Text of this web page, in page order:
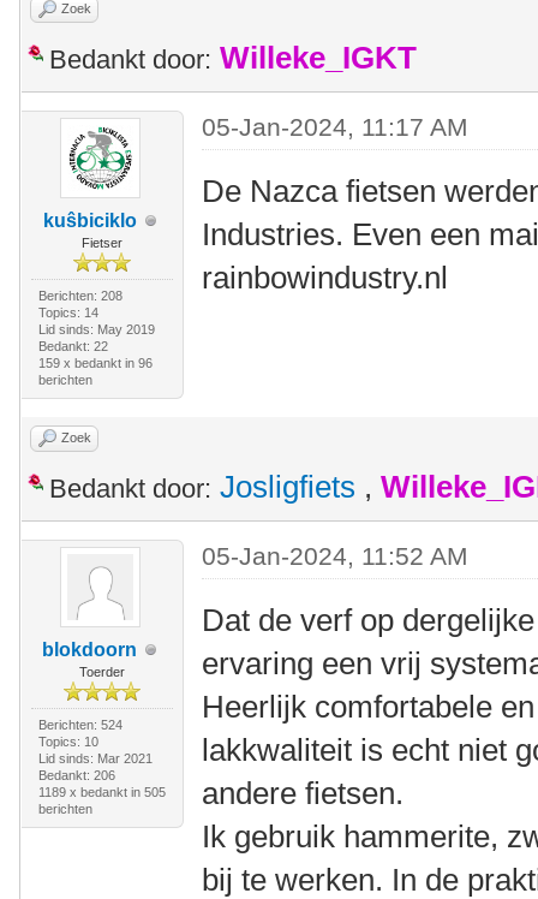
Zoek
Bedankt door: Willeke_IGKT
kuŝbiciklo
Fietser
Berichten: 208
Topics: 14
Lid sinds: May 2019
Bedankt: 22
159 x bedankt in 96
berichten
05-Jan-2024, 11:17 AM
De Nazca fietsen
Industries. Even een
rainbowindustry.nl
Zoek
Bedankt door: Josligfiets ,
blokdoorn
Toerder
Berichten: 524
Topics: 10
Lid sinds: Mar 2021
Bedankt: 206
1189 x bedankt in 505
berichten
05-Jan-2024, 11:52 AM
Dat de verf op
ervaring een vrij
Heerlijk comfortabele
lakkwaliteit is echt niet
andere fietsen.
Ik gebruik hammerite,
bij te werken. In de